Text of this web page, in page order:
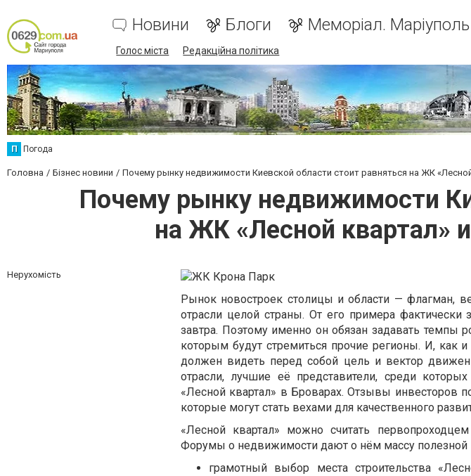
Новини Блоги Меморіал. Маріуполь
Голос міста Редакційна політика
П Погода
Головна Бізнес новини Почему рынку недвижимости Киевской области стоит равняться на ЖК
Почему рынку недвижимости
на ЖК «Лесной квартал»
Нерухомість
Рынок новостроек столицы и области — флагман,
отрасли целой страны. От его примера
завтра. Поэтому именно он обязан задавать темпы
которым будут стремиться прочие регионы. И, как
должен видеть перед собой цель и вектор
отрасли, лучшие её представители, среди
«Лесной квартал» в Броварах. Отзывы инвесторов
которые могут стать вехами для качественного
«Лесной квартал» можно считать
Форумы о недвижимости дают о нём массу полезной
грамотный выбор места строительства